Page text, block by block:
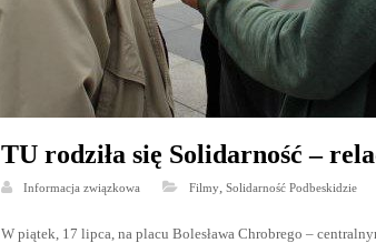
TU rodziła się Solidarność –
Informacja związkowa Filmy ,Solidarność Podbeskidzie
W piątek, 17 lipca, na placu Bolesława Chrobrego –